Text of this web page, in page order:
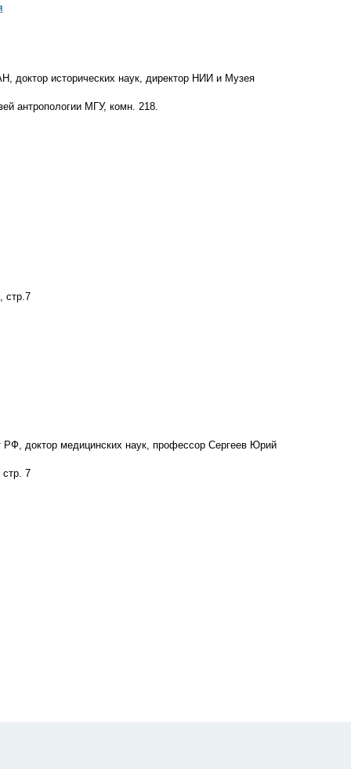
доктор исторических наук, директор НИИ и Музея
антропологии МГУ, комн. 218.
стр.7
доктор медицинских наук, профессор Сергеев Юрий
7